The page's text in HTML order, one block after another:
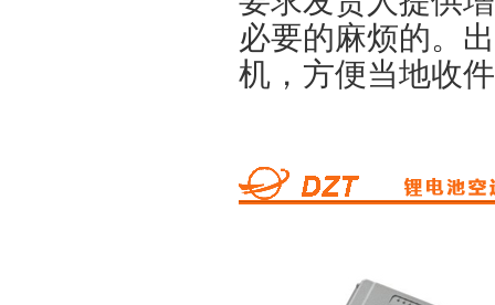
必要的麻烦的。
机，方便当地收